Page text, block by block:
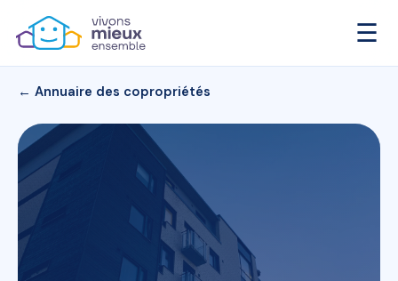
☰
← Annuaire des copropriétés